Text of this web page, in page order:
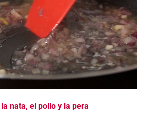
nata, el pollo y la pera